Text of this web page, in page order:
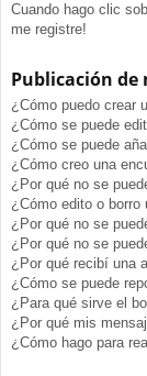
Cuando hago clic
me registre!
Publicación de
¿Cómo puedo crear
¿Cómo se puede
¿Cómo se puede
¿Cómo creo una
¿Por qué no se
¿Cómo edito o borro
¿Por qué no se
¿Por qué no se
¿Por qué recibí una
¿Cómo se puede
¿Para qué sirve el
¿Por qué mis
¿Cómo hago para